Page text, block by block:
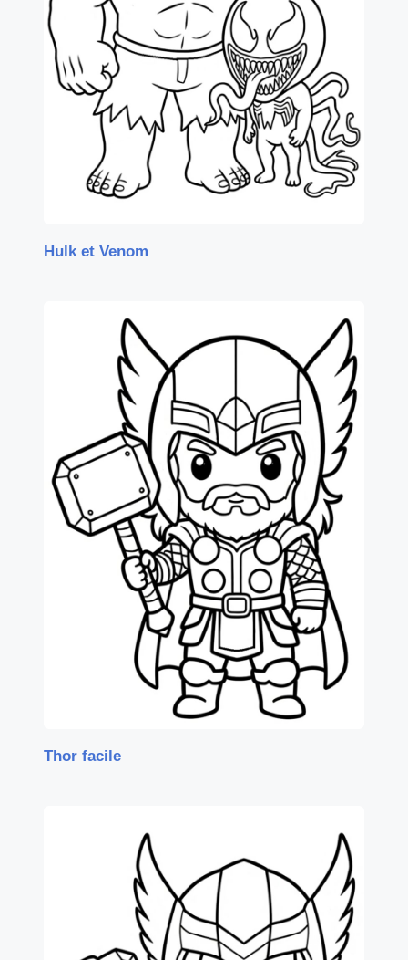
Hulk et Venom
Thor facile